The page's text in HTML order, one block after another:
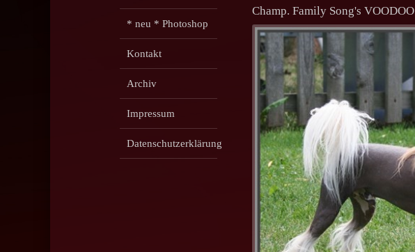
* neu * Photoshop
Kontakt
Archiv
Impressum
Datenschutzerklärung
Champ. Family Song's VOODOO